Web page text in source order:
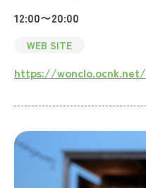
12:00〜20:00
WEB SITE
https://wonclo.ocnk.net/